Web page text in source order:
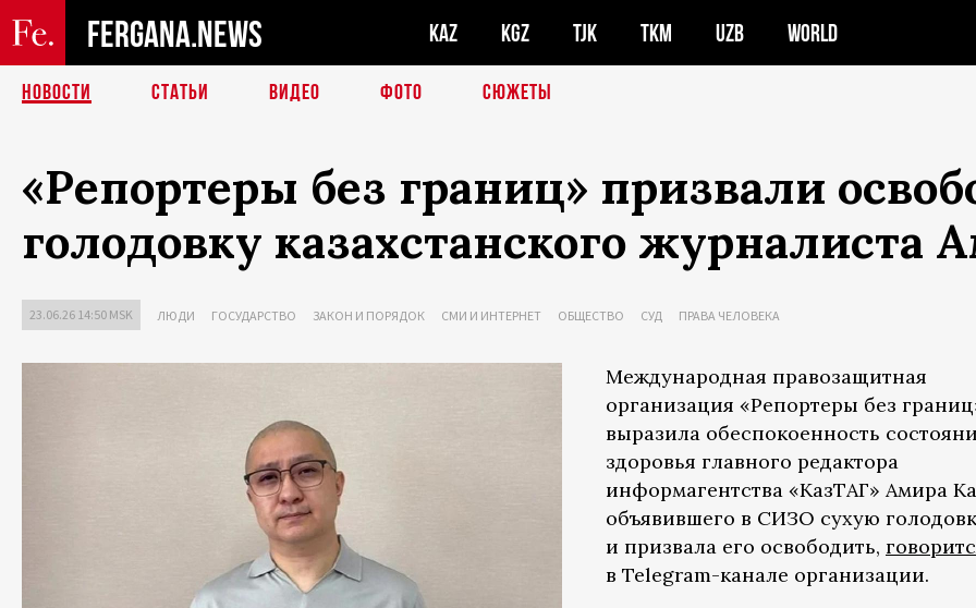
FERGANA.NEWS KAZ KGZ TJK TKM UZB WORLD
НОВОСТИ СТАТЬИ ВИДЕО ФОТО СЮЖЕТЫ
«Репортеры без границ» призвали
голодовку казахстанского журналиста
23.06.26 14:50 MSK ЛЮДИ ГОСУДАРСТВО ЗАКОН И ПОРЯДОК СМИ И ИНТЕРНЕТ ОБЩЕСТВО СУД ПРАВА ЧЕЛОВЕКА
Международная правозащитная
организация «Репортеры без
выразила обеспокоенность
здоровья главного редактора
информагентства «КазТАГ» Амира
объявившего в СИЗО сухую
и призвала его освободить,
в Telegram-канале организации.